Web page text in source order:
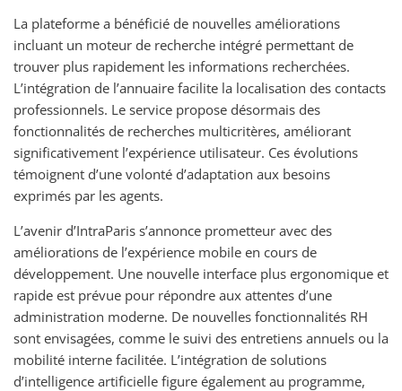
La plateforme a bénéficié de nouvelles améliorations
incluant un moteur de recherche intégré permettant de
trouver plus rapidement les informations recherchées.
L’intégration de l’annuaire facilite la localisation des contacts
professionnels. Le service propose désormais des
fonctionnalités de recherches multicritères, améliorant
significativement l’expérience utilisateur. Ces évolutions
témoignent d’une volonté d’adaptation aux besoins
exprimés par les agents.
L’avenir d’IntraParis s’annonce prometteur avec des
améliorations de l’expérience mobile en cours de
développement. Une nouvelle interface plus ergonomique et
rapide est prévue pour répondre aux attentes d’une
administration moderne. De nouvelles fonctionnalités RH
sont envisagées, comme le suivi des entretiens annuels ou la
mobilité interne facilitée. L’intégration de solutions
d’intelligence artificielle figure également au programme,